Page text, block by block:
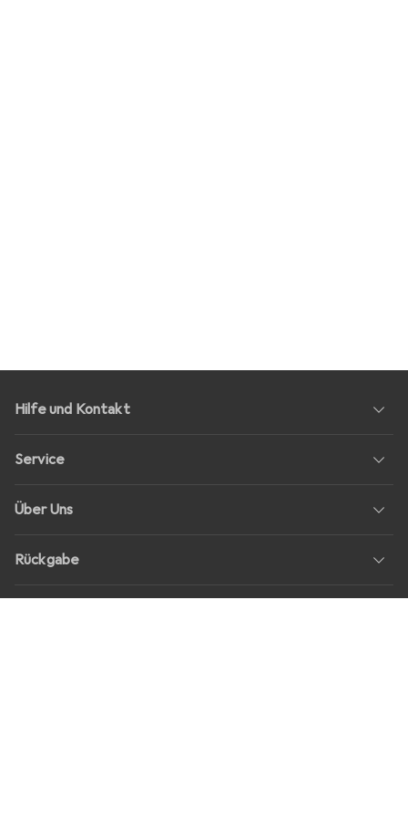
Hilfe und Kontakt
Service
Über Uns
Rückgabe